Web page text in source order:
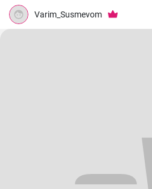
Varim_Susmevom